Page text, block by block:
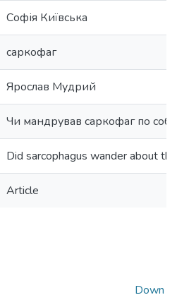
Софія Київська
саркофаг
Ярослав Мудрий
Чи мандрував саркофаг по
Did sarcophagus wander about
Article
Down